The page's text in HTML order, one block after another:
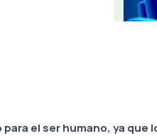
el ser humano, ya que